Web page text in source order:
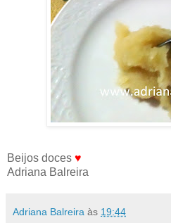
Beijos doces ♥
Adriana Balreira
Adriana Balreira às 19:44